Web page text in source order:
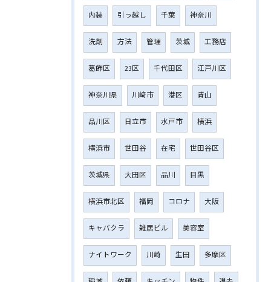
内装 引っ越し 千葉 神奈川
洗剤 方法 管理 茨城 工務店
葛飾区 23区 千代田区 江戸川区
神奈川県 川﨑市 港区 青山
品川区 日立市 水戸市 横浜
横浜市 世田谷 在宅 世田谷区
茨城県 大田区 品川 目黒
横浜市北区 福岡 コロナ 大阪
キャバクラ 雑居ビル 美容室
ナイトワーク 川崎 生田 多摩区